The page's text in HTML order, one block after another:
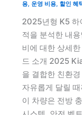
용, 운영 비용, 할인 혜
2025년형 K5 하
적을 분석한 내
비에 대한 상세
드 소개 2025
을 결합한 친환
자유롭게 달릴
이 차량은 전방